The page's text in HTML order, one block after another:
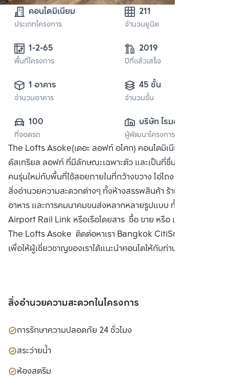
คอนโดมิเนียม
ประเภทโครงการ
211
จำนวนยูนิต
1-2-65
พื้นที่โครงการ
2019
ปีที่แล้วเสร็จ
1 อาคาร
จำนวนอาคาร
45 ชั้น
จำนวนชั้น
100
ที่จอดรถ
บริษัท ไรมอน แลนด์
จำกัด (มหาชน)
ผู้พัฒนาโครงการ
The Lofts Asoke(เดอะ ลอฟท์ อโศก) คอนโดมิเนียมสไตล์ อิน
ดัสเทรียล ลอฟท์ ที่มีลักษณะเฉพาะตัว และเป็นที่ชื่นชอบของกลุ่ม
คนรุ่นใหม่กับพื้นที่ใช้สอยภายในที่กว้างขวาง โอ่โถง รายล้อมด้วย
สิ่งอำนวยความสะดวกต่างๆ ทั้งห้างสรรพสินค้า ร้านค้า ร้าน
อาหาร และการคมนาคมขนส่งหลากหลายรูปแบบ ทั้ง BTS MRT
Airport Rail Link หรือเรือโดยสาร ซื้อ ขาย หรือ เช่าคอนโด
The Lofts Asoke ติดต่อหาเรา Bangkok CitiSmart ได้ทันที
เพื่อให้ผู้เชี่ยวชาญของเราได้แนะนำคอนโดให้กับท่าน
สิ่งอำนวยความสะดวกในโครงการ
การรักษาความปลอดภัย 24 ชั่วโมง
สระว่ายน้ำ
ห้องสตรีม